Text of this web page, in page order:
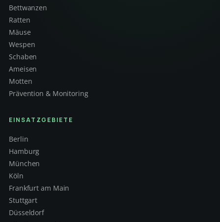
Bettwanzen
Ratten
Mäuse
Wespen
Schaben
Ameisen
Motten
Prävention & Monitoring
EINSATZGEBIETE
Berlin
Hamburg
München
Köln
Frankfurt am Main
Stuttgart
Düsseldorf